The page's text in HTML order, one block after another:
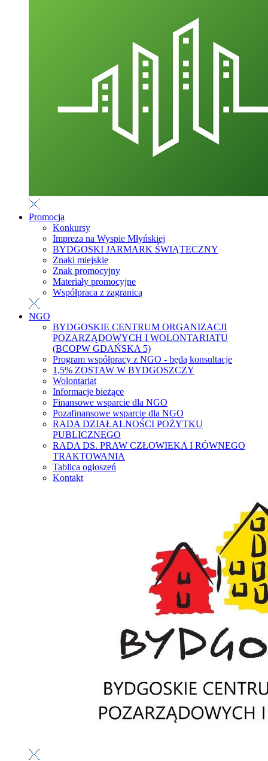
Promocja
Konkursy
Impreza na Wyspie Młyńskiej
BYDGOSKI JARMARK ŚWIĄTECZNY
Znaki miejskie
Znak promocyjny
Materiały promocyjne
Współpraca z zagranicą
NGO
BYDGOSKIE CENTRUM ORGANIZACJI
POZARZĄDOWYCH I WOLONTARIATU
(BCOPW GDAŃSKA 5)
Program współpracy z NGO - będą konsultacje
1,5% ZOSTAW W BYDGOSZCZY
Wolontariat
Informacje bieżące
Finansowe wsparcie dla NGO
Pozafinansowe wsparcie dla NGO
RADA DZIAŁALNOŚCI POŻYTKU
PUBLICZNEGO
RADA DS. PRAW CZŁOWIEKA I RÓWNEGO
TRAKTOWANIA
Tablica ogłoszeń
Kontakt